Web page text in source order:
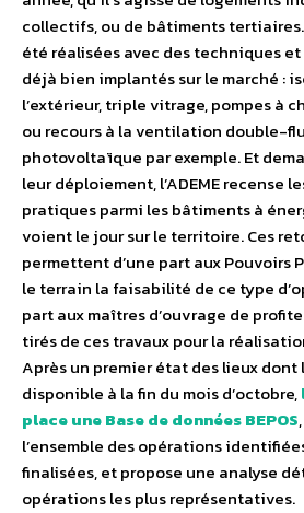
collectifs, ou de bâtiments
été réalisées avec des techniques
déjà bien implantés sur le marché :
l’extérieur, triple vitrage, pompes à
ou recours à la ventilation double-
photovoltaïque par exemple. Et
leur déploiement, l’ADEME recense
pratiques parmi les bâtiments à
voient le jour sur le territoire. Ces
permettent d’une part aux Pouvoirs
le terrain la faisabilité de ce type
part aux maîtres d’ouvrage de
tirés de ces travaux pour la
Après un premier état des lieux dont
disponible à la fin du mois d’octobre,
place une Base de données BEPOS
l’ensemble des opérations
finalisées, et propose une analyse
opérations les plus représentatives.